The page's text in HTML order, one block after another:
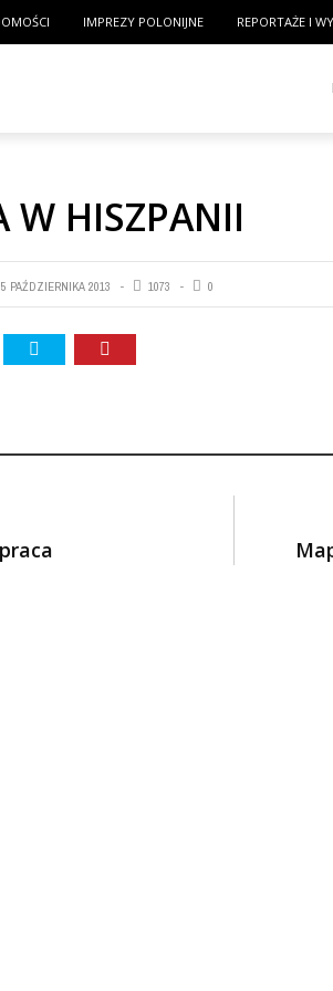
IMPREZY POLONIJNE REPORTAŻE I
W HISZPANII
5 PAŹDZIERNIKA 2013 1073 0